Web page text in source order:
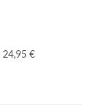
24,95 €